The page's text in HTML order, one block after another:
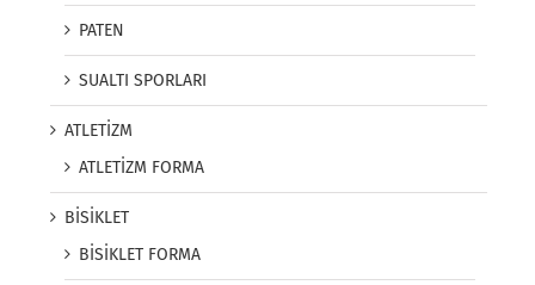
PATEN
SUALTI SPORLARI
ATLETİZM
ATLETİZM FORMA
BİSİKLET
BİSİKLET FORMA